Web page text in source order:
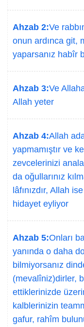
Ahzab 2:Ve
onun ardınca git,
yaparsanız habîr
Ahzab 3:Ve
Allah yeter
Ahzab 4:Allah
yapmamıştır ve
zevcelerinizi
da oğullarınız
lâfınızdır, Allah
hidayet eyliyor
Ahzab 5:Onları
yanında o daha
bilmiyorsanız
(mevalîniz)dirler,
ettiklerinizde
kalblerinizin
gafur, rahîm